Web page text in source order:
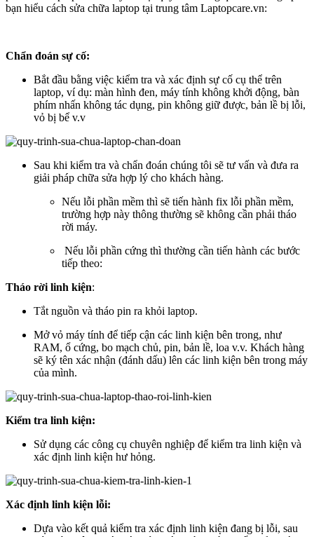
bạn hiểu cách sửa chữa laptop tại trung tâm Laptopcare.vn:
Chẩn đoán sự cố:
Bắt đầu bằng việc kiểm tra và xác định sự cố cụ thể trên
laptop, ví dụ: màn hình đen, máy tính không khởi động, bàn
phím nhấn không tác dụng, pin không giữ được, bản lề bị lỗi,
vỏ bị bể v.v
Sau khi kiểm tra và chẩn đoán chúng tôi sẽ tư vấn và đưa ra
giải pháp chữa sửa hợp lý cho khách hàng.
Nếu lỗi phần mềm thì sẽ tiến hành fix lỗi phần mềm,
trường hợp này thông thường sẽ không cần phải tháo
rời máy.
Nếu lỗi phần cứng thì thường cần tiến hành các bước
tiếp theo:
Tháo rời linh kiện:
Tắt nguồn và tháo pin ra khỏi laptop.
Mở vỏ máy tính để tiếp cận các linh kiện bên trong, như
RAM, ổ cứng, bo mạch chủ, pin, bản lề, loa v.v. Khách hàng
sẽ ký tên xác nhận (đánh dấu) lên các linh kiện bên trong máy
của mình.
Kiểm tra linh kiện:
Sử dụng các công cụ chuyên nghiệp để kiểm tra linh kiện và
xác định linh kiện hư hỏng.
Xác định linh kiện lỗi:
Dựa vào kết quả kiểm tra xác định linh kiện đang bị lỗi, sau